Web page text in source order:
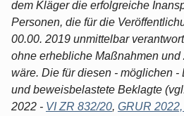
dem Kläger die erfolgreiche
Personen, die für die
00.00. 2019 unmittelbar
ohne erhebliche Maßnahmen
wäre. Die für diesen - möglichen
und beweisbelastete Beklagte
2022 - VI ZR 832/20, GRUR